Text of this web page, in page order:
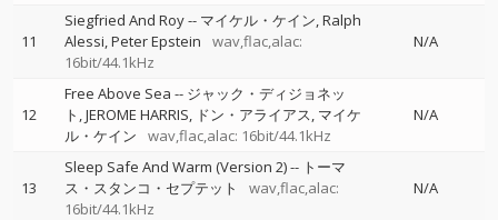
11
Siegfried And Roy-- マイケル・ケイン Ralph
Alessi Peter Epstein
wav,flac,alac:
16bit/44.1kHz
N/A
12
Free Above Sea -- ジャック・ディジョネッ
ト JEROME HARRIS ドン・アライアス マイケ
ル・ケイン
wav,flac,alac: 16bit/44.1kHz
N/A
13
Sleep Safe And Warm (Version 2)-- トーマ
ス・スタンコ・セプテット
wav,flac,alac:
16bit/44.1kHz
N/A